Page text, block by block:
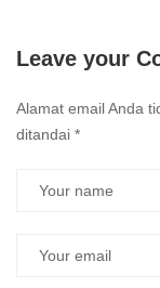
Leave your
Alamat email Anda
ditandai *